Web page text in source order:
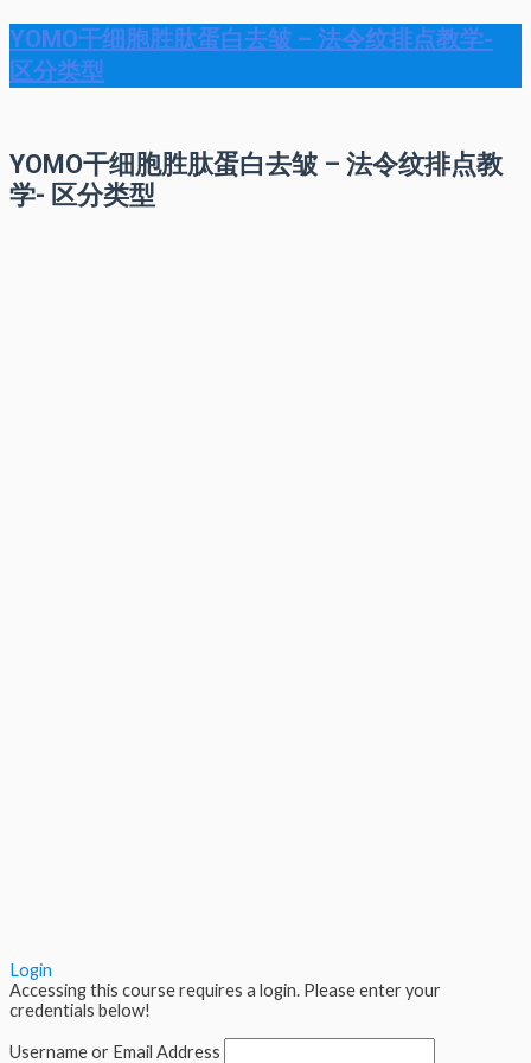
YOMO干细胞胜肽蛋白去皱 – 法令纹排点教学-
区分类型
YOMO干细胞胜肽蛋白去皱 – 法令纹排点教
学- 区分类型
Login
Accessing this course requires a login. Please enter your
credentials below!
Username or Email Address